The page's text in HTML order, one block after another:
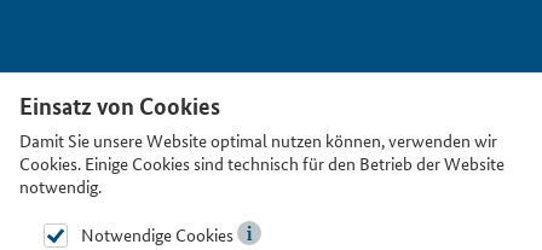
Einsatz von Cookies
Damit Sie unsere Website optimal nutzen können, verwenden wir
Cookies. Einige Cookies sind technisch für den Betrieb der Website
notwendig.
Notwendige Cookies